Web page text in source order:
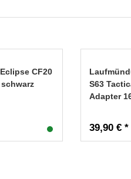
CF20
S63
Adapter
39,90 € *